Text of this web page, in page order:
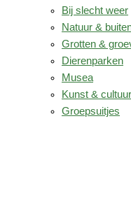
Bij slecht weer
Natuur &
Grotten &
Dierenparken
Musea
Kunst & cultuur
Groepsuitjes